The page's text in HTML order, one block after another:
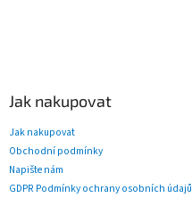
Jak nakupovat
Jak nakupovat
Obchodní podmínky
Napište nám
GDPR Podmínky ochrany osobních údajů